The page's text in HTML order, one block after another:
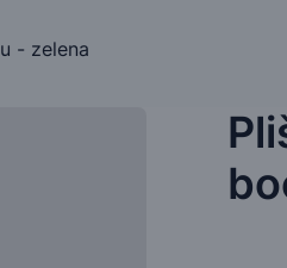
- zelena